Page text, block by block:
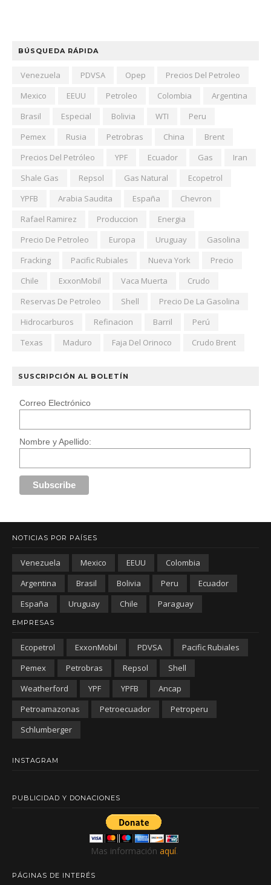
BÚSQUEDA RÁPIDA
Venezuela PDVSA Opep
Precios Del Petroleo
Mexico
EEUU Petroleo Colombia
Argentina
Brasil
Especial Bolivia WTI
Peru
Pemex
Rusia Petrobras China
Brent
Precios Del Petróleo
YPF Ecuador Gas
Iran
Shale Gas
Repsol Gas Natural
Ecopetrol
YPFB
Arabia Saudita España
Chevron
Rafael Ramirez
Produccion
Energia
Precio De Petroleo
Europa Uruguay
Gasolina
Fracking
Pacific Rubiales Nueva York
Precio
Chile
ExxonMobil Vaca Muerta
Crudo
Reservas De Petroleo
Shell
Precio De La Gasolina
Hidrocarburos
Refinacion Barril
Perú
Texas
Maduro Faja Del Orinoco Crudo Brent
SUSCRIPCIÓN AL BOLETÍN
Correo Electrónico
Nombre y Apellido:
NOTICIAS POR PAÍSES
Venezuela Mexico EEUU
Colombia
Argentina
Brasil Bolivia Peru
Ecuador
España
Uruguay Chile Paraguay
EMPRESAS
Ecopetrol ExxonMobil PDVSA
Pacific Rubiales
Pemex
Petrobras Repsol
Shell
Weatherford
YPF YPFB
Ancap
Petroamazonas
Petroecuador
Petroperu
Schlumberger
INSTAGRAM
PUBLICIDAD Y DONACIONES
Mas información aquí.
PÁGINAS DE INTERÉS